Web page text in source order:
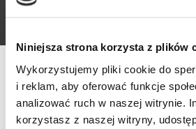
Niniejsza strona korzysta z plików
Wykorzystujemy pliki cookie do
i reklam, aby oferować funkcje
analizować ruch w naszej witrynie.
korzystasz z naszej witryny,
Partnerzy ByAnna Gmurczyk
Powinowaci naprawdę fajny
od jakiegoś czasu może nawet
nie wiem.Powinowaci naprawdę